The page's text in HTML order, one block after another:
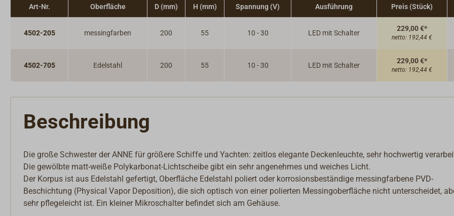
Traditionelle Positionslaternen
Uhren, Barometer & Instrumente
Möbelbeschläge
Riegel & Verschlüsse
Haken
Art-Nr. Oberfläche D (mm) H (mm) Spannung (V) Ausführung Preis (Stück)
4502-205 messingfarben 200 55 10 - 30 LED mit Schalter
229,00 €*
netto: 192,44 €
4502-705 Edelstahl 200 55 10 - 30 LED mit Schalter
229,00 €*
netto: 192,44 €
Beschreibung
Die große Schwester der ANNE für größere Schiffe und Yachten: zeitlos elegante Deckenleuchte, sehr hochwertig
Die gewölbte matt-weiße Polykarbonat-Lichtscheibe gibt ein sehr angenehmes und weiches Licht.
Der Korpus ist aus Edelstahl gefertigt, Oberfläche Edelstahl poliert oder korrosionsbeständige messingfarbene PVD-
Beschichtung (Physical Vapor Deposition), die sich optisch von einer polierten Messingoberfläche nicht unterscheidet,
sehr pflegeleicht ist. Ein kleiner Mikroschalter befindet sich am Gehäuse.